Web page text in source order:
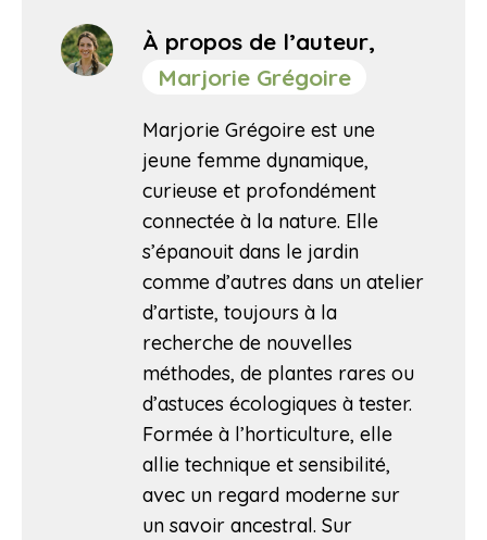
À propos de l’auteur,
Marjorie Grégoire
Marjorie Grégoire est une
jeune femme dynamique,
curieuse et profondément
connectée à la nature. Elle
s’épanouit dans le jardin
comme d’autres dans un atelier
d’artiste, toujours à la
recherche de nouvelles
méthodes, de plantes rares ou
d’astuces écologiques à tester.
Formée à l’horticulture, elle
allie technique et sensibilité,
avec un regard moderne sur
un savoir ancestral. Sur